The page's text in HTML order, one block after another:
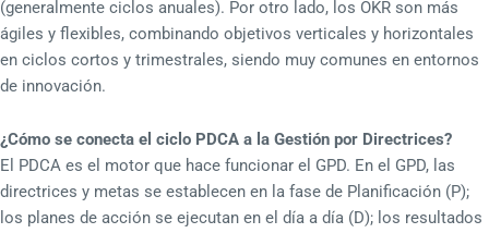
(generalmente ciclos anuales). Por otro lado, los OKR son más
ágiles y flexibles, combinando objetivos verticales y horizontales
en ciclos cortos y trimestrales, siendo muy comunes en entornos
de innovación.
¿Cómo se conecta el ciclo PDCA a la Gestión por Directrices?
El PDCA es el motor que hace funcionar el GPD. En el GPD, las
directrices y metas se establecen en la fase de Planificación (P);
los planes de acción se ejecutan en el día a día (D); los resultados